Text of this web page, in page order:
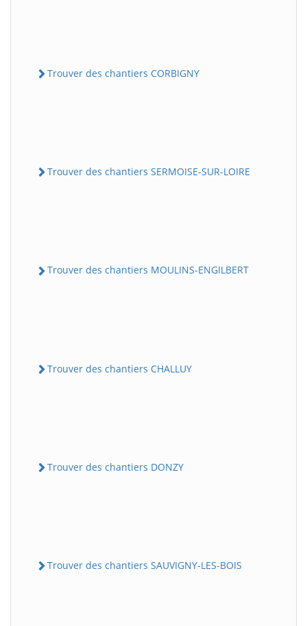
Trouver des chantiers CORBIGNY
Trouver des chantiers SERMOISE-SUR-LOIRE
Trouver des chantiers MOULINS-ENGILBERT
Trouver des chantiers CHALLUY
Trouver des chantiers DONZY
Trouver des chantiers SAUVIGNY-LES-BOIS